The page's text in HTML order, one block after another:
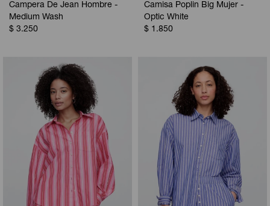
Campera De Jean Hombre -
Medium Wash
$ 3.250
Camisa Poplin Big Mujer -
Optic White
$ 1.850